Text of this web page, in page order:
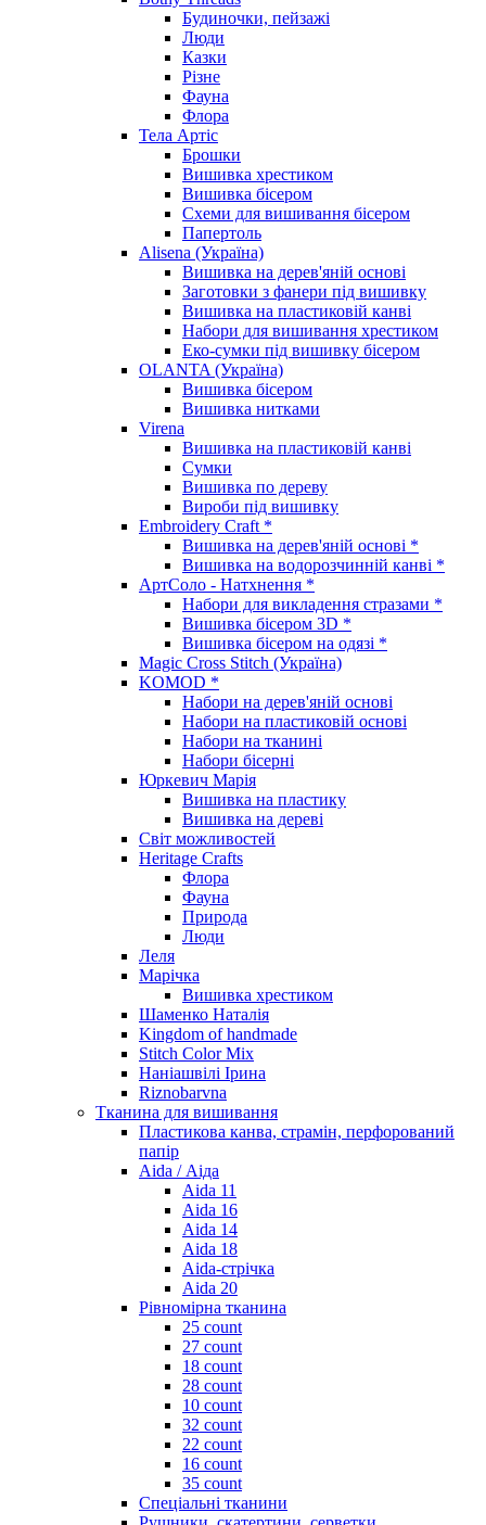
Будиночки, пейзажі
Люди
Казки
Різне
Фауна
Флора
Тела Артіс
Брошки
Вишивка хрестиком
Вишивка бісером
Схеми для вишивання бісером
Папертоль
Alisena (Україна)
Вишивка на дерев'яній основі
Заготовки з фанери під вишивку
Вишивка на пластиковій канві
Набори для вишивання хрестиком
Еко-сумки під вишивку бісером
OLANTA (Україна)
Вишивка бісером
Вишивка нитками
Virena
Вишивка на пластиковій канві
Сумки
Вишивка по дереву
Вироби під вишивку
Embroidery Craft *
Вишивка на дерев'яній основі *
Вишивка на водорозчинній канві *
АртСоло - Натхнення *
Набори для викладення стразами *
Вишивка бісером 3D *
Вишивка бісером на одязі *
Magic Cross Stitch (Україна)
KOMOD *
Набори на дерев'яній основі
Набори на пластиковій основі
Набори на тканині
Набори бісерні
Юркевич Марія
Вишивка на пластику
Вишивка на дереві
Світ можливостей
Heritage Crafts
Флора
Фауна
Природа
Люди
Леля
Марічка
Вишивка хрестиком
Шаменко Наталія
Kingdom of handmade
Stitch Color Mix
Наніашвілі Ірина
Riznobarvna
Тканина для вишивання
Пластикова канва, страмін, перфорований
папір
Aida / Аіда
Aida 11
Aida 16
Aida 14
Aida 18
Aida-стрічка
Aida 20
Рівномірна тканина
25 count
27 count
18 count
28 count
10 count
32 count
22 count
16 count
35 count
Спеціальні тканини